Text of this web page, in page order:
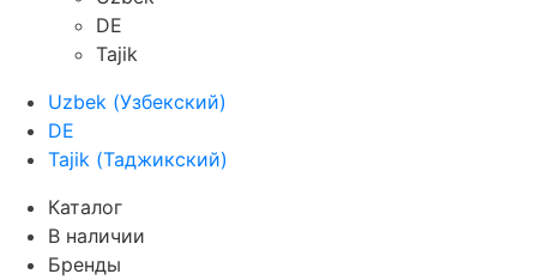
DE
Tajik
Uzbek (Узбекский)
DE
Tajik (Таджикский)
Каталог
В наличии
Бренды